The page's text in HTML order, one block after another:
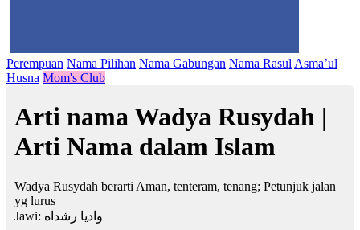
Perempuan Nama Pilihan Nama Gabungan Nama Rasul Asma’ul
Husna Mom's Club
Arti nama Wadya Rusydah |
Arti Nama dalam Islam
Wadya Rusydah berarti Aman, tenteram, tenang; Petunjuk jalan
yg lurus
Jawi: واديا رشداه